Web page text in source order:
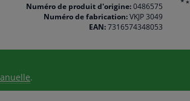
Numéro de produit d'origine:0486575
Numéro de fabrication:VKJP 3049
EAN:7316574348053
.